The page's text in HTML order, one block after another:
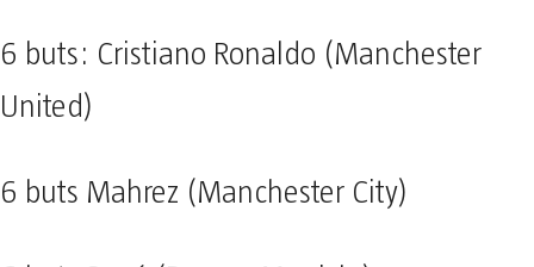
6 buts: Cristiano Ronaldo (Manchester
United)
6 buts Mahrez (Manchester City)